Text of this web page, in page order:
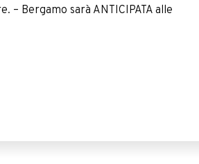
– Bergamo sarà ANTICIPATA alle